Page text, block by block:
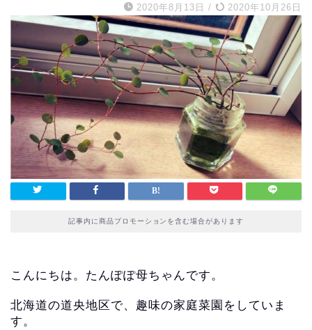
2020年8月13日 / 2020年10月26日
記事内に商品プロモーションを含む場合があります
こんにちは。たんぽぽ母ちゃんです。
北海道の道央地区で、趣味の家庭菜園をしていま
す。